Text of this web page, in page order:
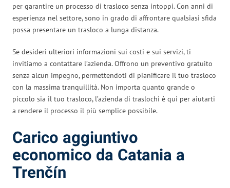
per garantire un processo di trasloco senza intoppi. Con anni di
esperienza nel settore, sono in grado di affrontare qualsiasi sfida
possa presentare un trasloco a lunga distanza.
Se desideri ulteriori informazioni sui costi e sui servizi, ti
invitiamo a contattare l’azienda. Offrono un preventivo gratuito
senza alcun impegno, permettendoti di pianificare il tuo trasloco
con la massima tranquillità. Non importa quanto grande o
piccolo sia il tuo trasloco, l’azienda di traslochi è qui per aiutarti
a rendere il processo il più semplice possibile.
Carico aggiuntivo
economico da Catania a
Trenčín